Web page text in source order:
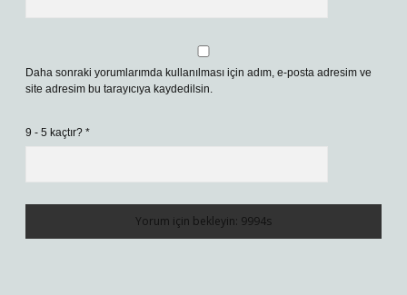
Daha sonraki yorumlarımda kullanılması için adım, e-posta adresim ve
site adresim bu tarayıcıya kaydedilsin.
9 - 5 kaçtır? *